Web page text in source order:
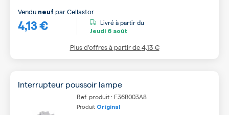
4,13 €
Vendu neuf parCellastor
Livré à partir du
Jeudi 6 août
Plus d’offres à partir de4,13 €
Interrupteur poussoir lampe
Ref. produit : F36B003A8
Produit Original